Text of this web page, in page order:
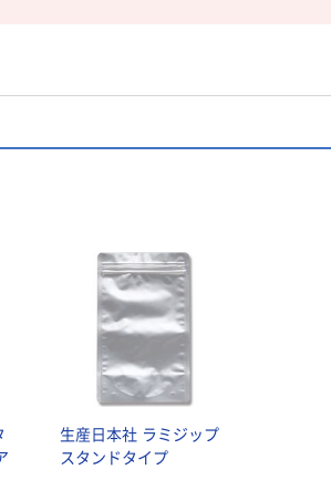
生産日本社 ラミジップ
スタンドタイプ